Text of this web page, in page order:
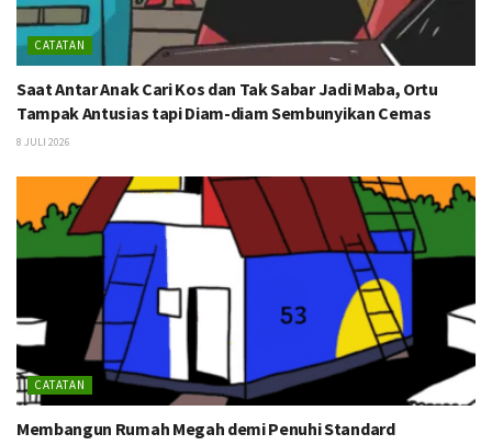
CATATAN
Saat Antar Anak Cari Kos dan Tak Sabar Jadi Maba, Ortu
Tampak Antusias tapi Diam-diam Sembunyikan Cemas
8 JULI 2026
CATATAN
Membangun Rumah Megah demi Penuhi Standard